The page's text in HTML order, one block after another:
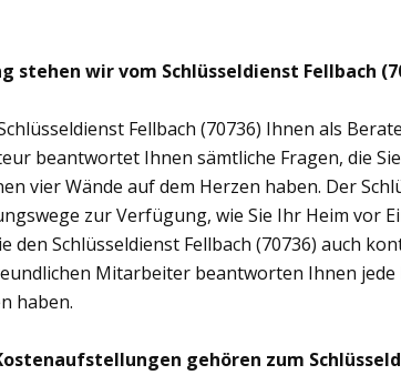
stehen wir vom Schlüsseldienst Fellbach
Fellbach (70736) Ihnen als
beantwortet Ihnen sämtliche Fragen, die
vier Wände auf dem Herzen haben. Der
zur Verfügung, wie Sie Ihr Heim vor
den Schlüsseldienst Fellbach (70736) auch
Mitarbeiter beantworten Ihnen jede
haben.
gehören zum